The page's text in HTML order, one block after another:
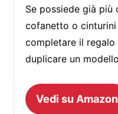
Se possiede già
cofanetto o
completare il regalo
duplicare un
Vedi su Amazon